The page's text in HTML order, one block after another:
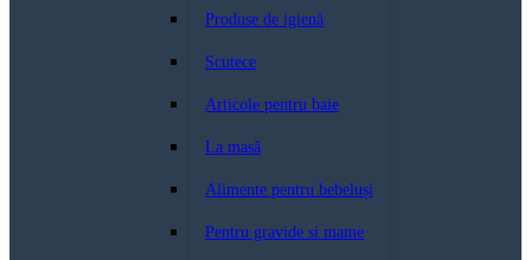
Produse de igienă
Scutece
Articole pentru baie
La masă
Alimente pentru bebeluși
Pentru gravide si mame